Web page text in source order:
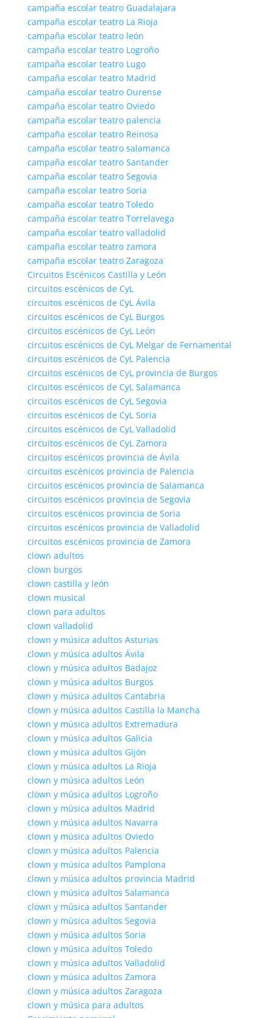
campaña escolar teatro Guadalajara
campaña escolar teatro La Rioja
campaña escolar teatro león
campaña escolar teatro Logroño
campaña escolar teatro Lugo
campaña escolar teatro Madrid
campaña escolar teatro Ourense
campaña escolar teatro Oviedo
campaña escolar teatro palencia
campaña escolar teatro Reinosa
campaña escolar teatro salamanca
campaña escolar teatro Santander
campaña escolar teatro Segovia
campaña escolar teatro Soria
campaña escolar teatro Toledo
campaña escolar teatro Torrelavega
campaña escolar teatro valladolid
campaña escolar teatro zamora
campaña escolar teatro Zaragoza
Circuitos Escénicos Castilla y León
circuitos escénicos de CyL
circuitos escénicos de CyL Ávila
circuitos escénicos de CyL Burgos
circuitos escénicos de CyL León
circuitos escénicos de CyL Melgar de Fernamental
circuitos escénicos de CyL Palencia
circuitos escénicos de CyL provincia de Burgos
circuitos escénicos de CyL Salamanca
circuitos escénicos de CyL Segovia
circuitos escénicos de CyL Soria
circuitos escénicos de CyL Valladolid
circuitos escénicos de CyL Zamora
circuitos escénicos provincia de Ávila
circuitos escénicos provincia de Palencia
circuitos escénicos provincia de Salamanca
circuitos escénicos provincia de Segovia
circuitos escénicos provincia de Soria
circuitos escénicos provincia de Valladolid
circuitos escénicos provincia de Zamora
clown adultos
clown burgos
clown castilla y león
clown musical
clown para adultos
clown valladolid
clown y música adultos Asturias
clown y música adultos Ávila
clown y música adultos Badajoz
clown y música adultos Burgos
clown y música adultos Cantabria
clown y música adultos Castilla la Mancha
clown y música adultos Extremadura
clown y música adultos Galicia
clown y música adultos Gijón
clown y música adultos La Rioja
clown y música adultos León
clown y música adultos Logroño
clown y música adultos Madrid
clown y música adultos Navarra
clown y música adultos Oviedo
clown y música adultos Palencia
clown y música adultos Pamplona
clown y música adultos provincia Madrid
clown y música adultos Salamanca
clown y música adultos Santander
clown y música adultos Segovia
clown y música adultos Soria
clown y música adultos Toledo
clown y música adultos Valladolid
clown y música adultos Zamora
clown y música adultos Zaragoza
clown y música para adultos